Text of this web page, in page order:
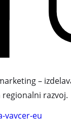
–
regionalni razvoj.